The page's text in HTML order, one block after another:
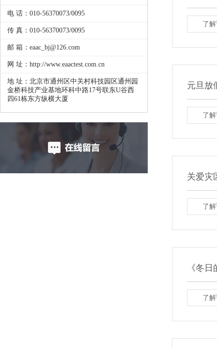
电 话：010-56370073/0095
传 真：010-56370073/0095
邮 箱：eaac_bj@126.com
网 址：http://www.eaactest.com.cn
地 址：北京市通州区中关村科技园区通州园
金桥科技产业基地环科中路17号联东U谷西
四61栋东方纵横大厦
了
元旦放
了
关爱灾
了
《冬
了